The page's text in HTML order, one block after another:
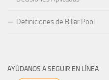
Definiciones de Billar Pool
AYÚDANOS A SEGUIR EN LÍNEA